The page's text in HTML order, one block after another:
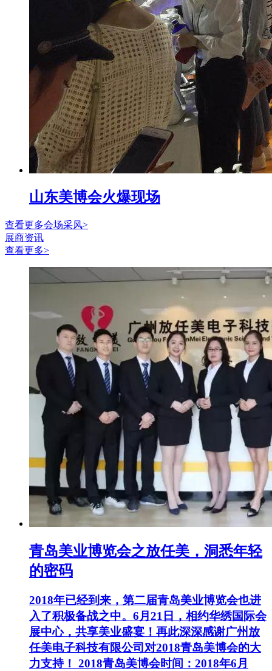
山东美博会火爆现场
查看更多会场采风>
展商资讯
查看更多>
青岛美业博览会之放任美，洞悉年轻
的密码
2018年已经到来，第二届青岛美业博览会也进
入了积极备战之中。6月21日，相约华绣国际会
展中心，共享美业盛宴！再此深深感谢广州放
任美电子科技有限公司对2018青岛美博会的大
力支持！ 2018青岛美博会时间：2018年6月